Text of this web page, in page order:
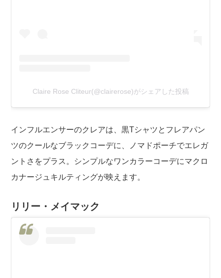
Claire Rose Cliteur(@clairerose)がシェアした投稿
インフルエンサーのクレアは、黒Tシャツとフレアパン
ツのクールなブラックコーデに、ノマドポーチでエレガ
ントさをプラス。シンプルなワンカラーコーデにマクロ
カナージュキルティングが映えます。
リリー・メイマック